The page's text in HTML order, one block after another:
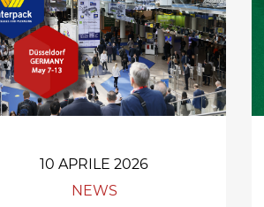
10 APRILE 2026
NEWS